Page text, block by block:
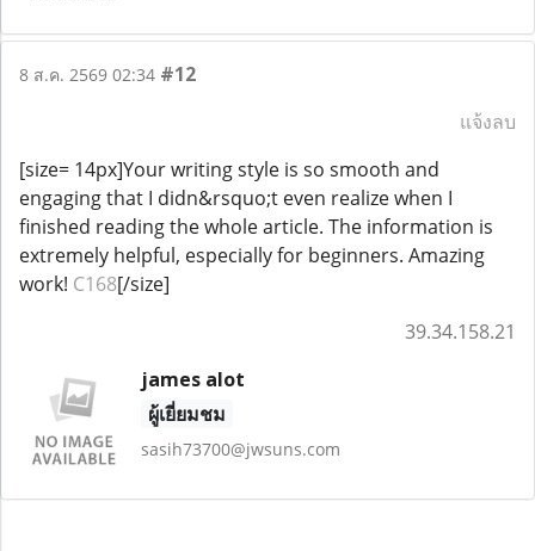
8 ส.ค. 2569 02:34 #12
แจ้งลบ
[size= 14px]Your writing style is so smooth and
engaging that I didn&rsquo;t even realize when I
finished reading the whole article. The information is
extremely helpful, especially for beginners. Amazing
work! C168[/size]
39.34.158.21
james alot
ผู้เยี่ยมชม
sasih73700@jwsuns.com